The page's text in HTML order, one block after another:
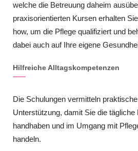
welche die Betreuung daheim
praxisorientierten Kursen erhalten
how, um die Pflege qualifiziert und
dabei auch auf Ihre eigene
Hilfreiche Alltagskompetenzen
Die Schulungen vermitteln
Unterstützung, damit Sie die tägliche
handhaben und im Umgang mit
handeln.